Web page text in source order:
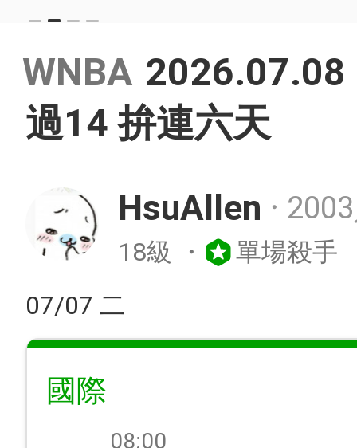
WNBA
過14 拚連六天
HsuAllen ・
18級 ・
單場殺手
07/07 二
國際
08:00